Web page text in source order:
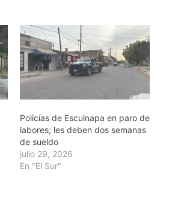
Policías de Escuinapa en paro de
labores; les deben dos semanas
de sueldo
julio 29, 2026
En "El Sur"